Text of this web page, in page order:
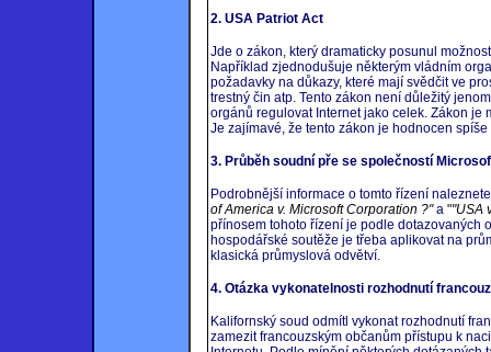
2. USA Patriot Act
Jde o zákon, který dramaticky posunul
Například zjednodušuje některým vládním
požadavky na důkazy, které mají svědčit ve
trestný čin atp. Tento zákon není důležitý
orgánů regulovat Internet jako celek. Zákon
Je zajímavé, že tento zákon je hodnocen
3. Průběh soudní pře se společností
Podrobnější informace o tomto řízení
of America v. Microsoft Corporation ?"a ""USA
přínosem tohoto řízení je podle dotazovaných
hospodářské soutěže je třeba aplikovat na
klasická průmyslová odvětví.
4. Otázka vykonatelnosti rozhodnutí
Kalifornský soud odmítl vykonat rozhodnutí
zamezit francouzským občanům přístupu k